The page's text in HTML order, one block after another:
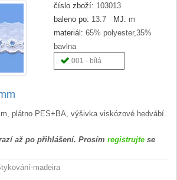
číslo zboží: 103013
baleno po: 13.7 MJ: m
materiál: 65% polyester,35%
bavlna
001 - bílá
plátno PES+BA, výšivka viskózové hedvábí.
až po přihlášení. Prosím registrujte se
madeira